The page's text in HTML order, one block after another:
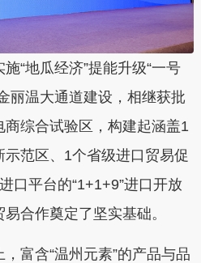
地瓜经济”提能升级“一号
丽温大通道建设，相继获批
综合试验区，构建起涵盖1
范区、1个省级进口贸易促
口平台的“1+1+9”进口开放
合作奠定了坚实基础。
含“温州元素”的产品与品